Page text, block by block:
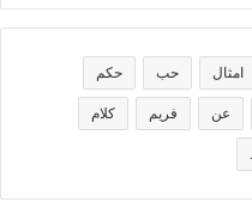
امثال حب حكم
عن فريم كلام